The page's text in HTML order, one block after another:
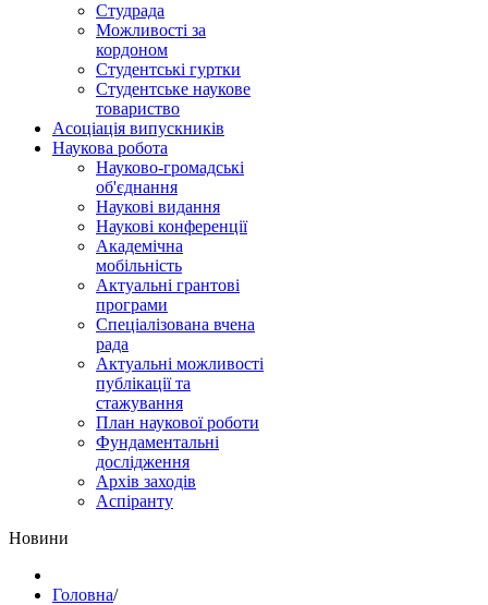
Студрада
Можливості за
кордоном
Студентські гуртки
Студентське наукове
товариство
Асоціація випускників
Наукова робота
Науково-громадські
об'єднання
Наукові видання
Наукові конференції
Академічна
мобільність
Актуальні грантові
програми
Спеціалізована вчена
рада
Актуальні можливості
публікації та
стажування
План наукової роботи
Фундаментальні
дослідження
Архів заходів
Аспіранту
Hовини
Головна/